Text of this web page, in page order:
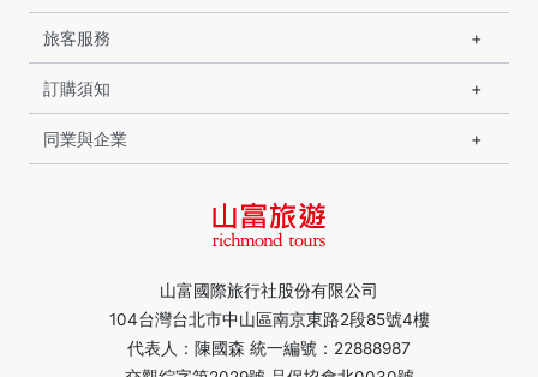
山富國際旅行社股份有限公司
104台灣台北市中山區南京東路2段85號4樓
代表人：陳國森 統一編號：22888987
旅客服務
訂購須知
同業與企業